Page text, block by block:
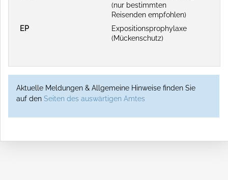
(nur bestimmten
Reisenden empfohlen)
EP
Expositionsprophylaxe
(Mückenschutz)
Aktuelle Meldungen & Allgemeine Hinweise finden Sie
auf den Seiten des auswärtigen Amtes